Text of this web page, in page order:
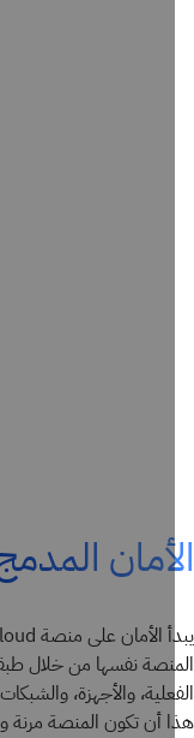
المدمج
نفسها من خلال
والأجهزة،
أن تكون المنصة مرنة